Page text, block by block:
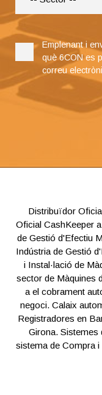
Emplenant i
què 6CON es
correu
Distribuïdor
Oficial CashKeeper
de Gestió d'Efectiu
Indústria de Gestió
i Instal·lació de
sector de Màquines
a el cobrament
negoci. Calaix
Registradores en
Girona. Sistemes
sistema de Compra